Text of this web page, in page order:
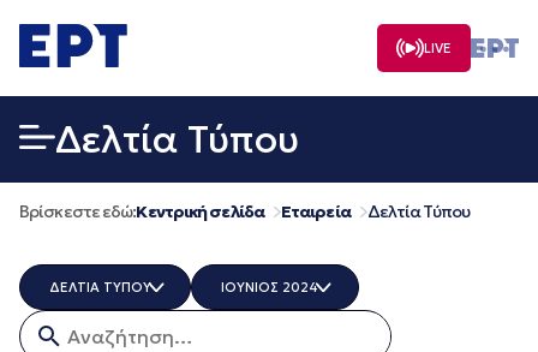
σε
περιεχόμενο
LIVE
Δελτία Τύπου
Βρίσκεστε εδώ:Κεντρική σελίδα Εταιρεία Δελτία Τύπου
ΔΕΛΤΙΑ ΤΥΠΟΥ
ERT COSMOS
ΙΟΥΝΙΟΣ 2024
Αναζήτηση για: